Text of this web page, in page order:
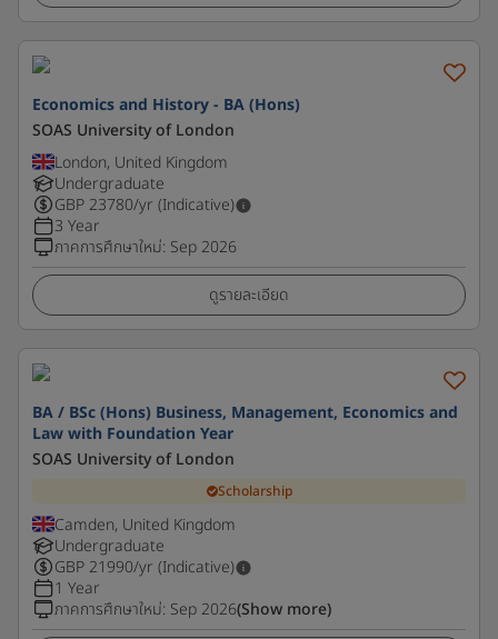
Economics and History - BA (Hons)
SOAS University of London
London, United Kingdom
Undergraduate
GBP 23780/yr (Indicative)
3 Year
ภาคการศึกษาใหม่: Sep 2026
ดูรายละเอียด
BA / BSc (Hons) Business, Management, Economics and
Law with Foundation Year
SOAS University of London
Scholarship
Camden, United Kingdom
Undergraduate
GBP 21990/yr (Indicative)
1 Year
ภาคการศึกษาใหม่: Sep 2026(Show more)